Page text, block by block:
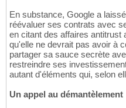
En substance, Google a
réévaluer ses contrats avec
en citant des affaires
qu'elle ne devrait pas avoir à
partager sa sauce secrète
restreindre ses
autant d'éléments qui, selon
Un appel au démantèlement